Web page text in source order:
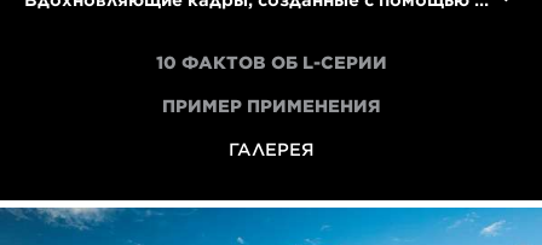
10 ФАКТОВ ОБ L-СЕРИИ
ПРИМЕР ПРИМЕНЕНИЯ
ГАЛЕРЕЯ